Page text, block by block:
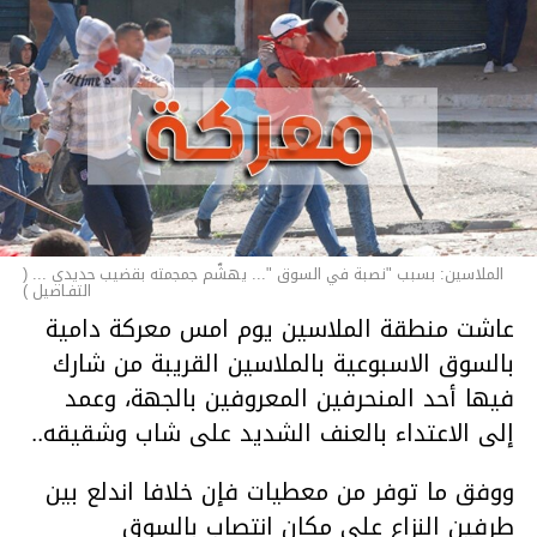
الملاسين: بسبب "نصبة في السوق "... يهشّم جمجمته بقضيب حديدي ... (
التفـاصيل )
عاشت منطقة الملاسين يوم امس معركة دامية
بالسوق الاسبوعية بالملاسين القريبة من شارك
فيها أحد المنحرفين المعروفين بالجهة، وعمد
إلى الاعتداء بالعنف الشديد على شاب وشقيقه..
ووفق ما توفر من معطيات فإن خلافا اندلع بين
طرفين النزاع على مكان انتصاب بالسوق